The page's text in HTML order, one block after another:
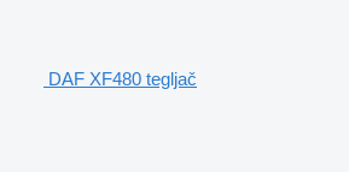
DAF XF480 tegljač